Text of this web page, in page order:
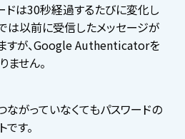
ドは30秒経過するたびに変化し
は以前に受信したメッセージが
すが、Google Authenticatorを
ません。
ながっていなくてもパスワードの
す。